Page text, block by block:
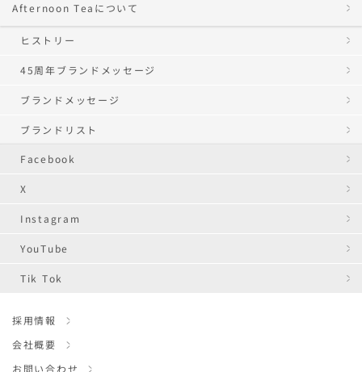
Afternoon Teaについて
ヒストリー
45周年ブランドメッセージ
ブランドメッセージ
ブランドリスト
Facebook
X
Instagram
YouTube
Tik Tok
採用情報
会社概要
お問い合わせ